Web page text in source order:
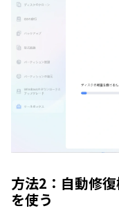
方法2：自動修復
を使う